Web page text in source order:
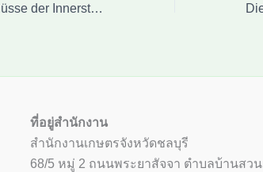
Eye of Horus Für nüsse der Innerster planet Slot Gold Rally Spielautomat erreichbar
ที่อยู่สำนักงาน
สำนักงานเกษตรจังหวัดชลบุรี
68/5 หมู่ 2 ถนนพระยาสัจจา ตำบลบ้านสวน